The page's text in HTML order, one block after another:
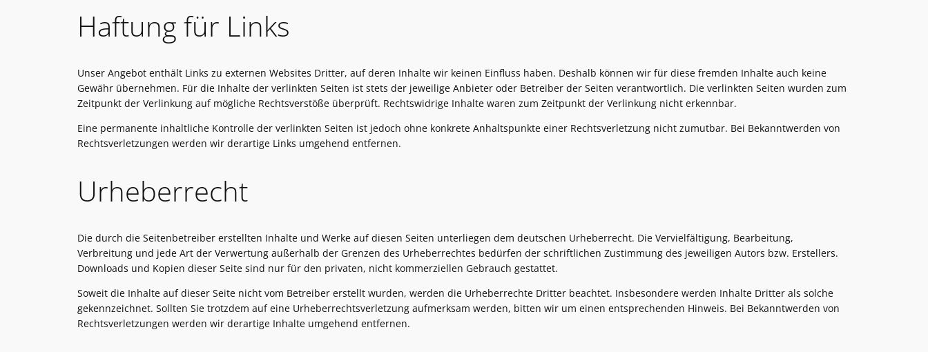
Haftung für Links
Unser Angebot enthält Links zu externen Websites Dritter, auf deren Inhalte wir keinen Einfluss haben. Deshalb können wir für diese fremden Inhalte auch keine
Gewähr übernehmen. Für die Inhalte der verlinkten Seiten ist stets der jeweilige Anbieter oder Betreiber der Seiten verantwortlich. Die verlinkten Seiten wurden zum
Zeitpunkt der Verlinkung auf mögliche Rechtsverstöße überprüft. Rechtswidrige Inhalte waren zum Zeitpunkt der Verlinkung nicht erkennbar.
Eine permanente inhaltliche Kontrolle der verlinkten Seiten ist jedoch ohne konkrete Anhaltspunkte einer Rechtsverletzung nicht zumutbar. Bei Bekanntwerden von
Rechtsverletzungen werden wir derartige Links umgehend entfernen.
Urheberrecht
Die durch die Seitenbetreiber erstellten Inhalte und Werke auf diesen Seiten unterliegen dem deutschen Urheberrecht. Die Vervielfältigung, Bearbeitung,
Verbreitung und jede Art der Verwertung außerhalb der Grenzen des Urheberrechtes bedürfen der schriftlichen Zustimmung des jeweiligen Autors bzw. Erstellers.
Downloads und Kopien dieser Seite sind nur für den privaten, nicht kommerziellen Gebrauch gestattet.
Soweit die Inhalte auf dieser Seite nicht vom Betreiber erstellt wurden, werden die Urheberrechte Dritter beachtet. Insbesondere werden Inhalte Dritter als solche
gekennzeichnet. Sollten Sie trotzdem auf eine Urheberrechtsverletzung aufmerksam werden, bitten wir um einen entsprechenden Hinweis. Bei Bekanntwerden von
Rechtsverletzungen werden wir derartige Inhalte umgehend entfernen.